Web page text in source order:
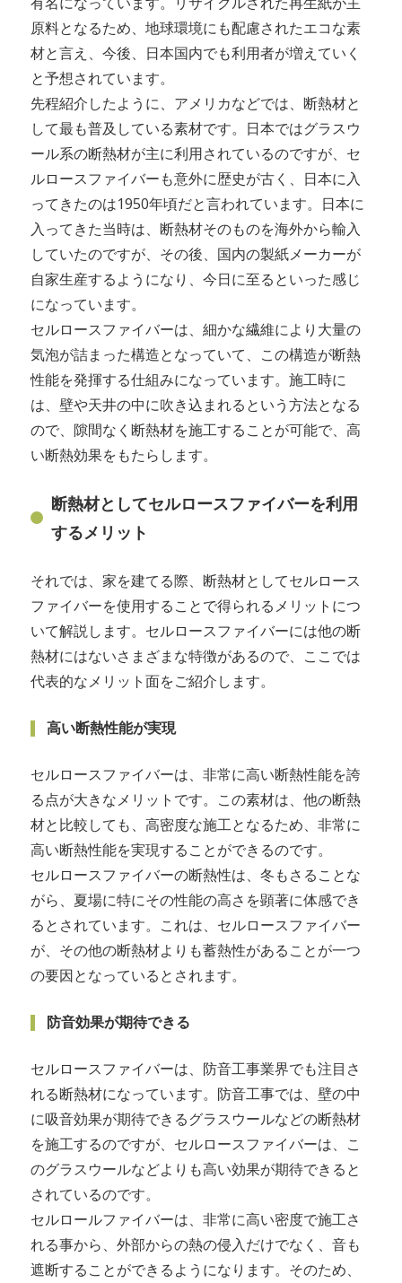
原料となるため、地球環境にも配慮されたエコな素
材と言え、今後、日本国内でも利用者が増えていく
と予想されています。
先程紹介したように、アメリカなどでは、断熱材と
して最も普及している素材です。日本ではグラスウ
ール系の断熱材が主に利用されているのですが、セ
ルロースファイバーも意外に歴史が古く、日本に入
ってきたのは1950年頃だと言われています。日本に
入ってきた当時は、断熱材そのものを海外から輸入
していたのですが、その後、国内の製紙メーカーが
自家生産するようになり、今日に至るといった感じ
になっています。
セルロースファイバーは、細かな繊維により大量の
気泡が詰まった構造となっていて、この構造が断熱
性能を発揮する仕組みになっています。施工時に
は、壁や天井の中に吹き込まれるという方法となる
ので、隙間なく断熱材を施工することが可能で、高
い断熱効果をもたらします。
断熱材としてセルロースファイバーを利用
するメリット
それでは、家を建てる際、断熱材としてセルロース
ファイバーを使用することで得られるメリットにつ
いて解説します。セルロースファイバーには他の断
熱材にはないさまざまな特徴があるので、ここでは
代表的なメリット面をご紹介します。
高い断熱性能が実現
セルロースファイバーは、非常に高い断熱性能を誇
る点が大きなメリットです。この素材は、他の断熱
材と比較しても、高密度な施工となるため、非常に
高い断熱性能を実現することができるのです。
セルロースファイバーの断熱性は、冬もさることな
がら、夏場に特にその性能の高さを顕著に体感でき
るとされています。これは、セルロースファイバー
が、その他の断熱材よりも蓄熱性があることが一つ
の要因となっているとされます。
防音効果が期待できる
セルロースファイバーは、防音工事業界でも注目さ
れる断熱材になっています。防音工事では、壁の中
に吸音効果が期待できるグラスウールなどの断熱材
を施工するのですが、セルロースファイバーは、こ
のグラスウールなどよりも高い効果が期待できると
されているのです。
セルロールファイバーは、非常に高い密度で施工さ
れる事から、外部からの熱の侵入だけでなく、音も
遮断することができるようになります。そのため、